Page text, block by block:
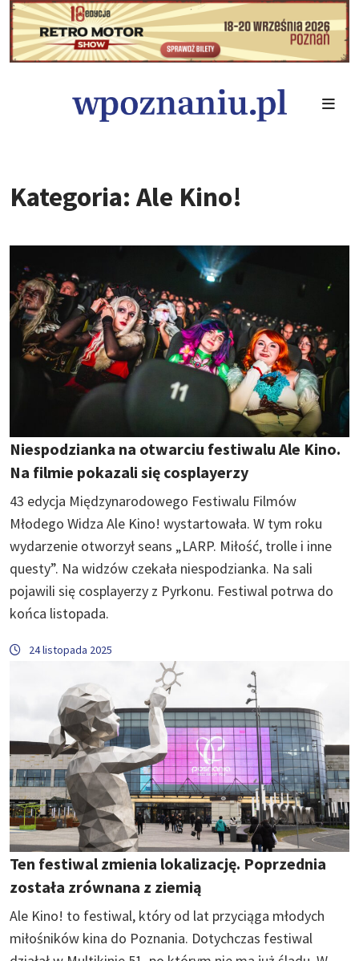
Kategoria: Ale Kino!
Niespodzianka na otwarciu festiwalu Ale Kino.
Na filmie pokazali się cosplayerzy
43 edycja Międzynarodowego Festiwalu Filmów
Młodego Widza Ale Kino! wystartowała. W tym roku
wydarzenie otworzył seans „LARP. Miłość, trolle i inne
questy”. Na widzów czekała niespodzianka. Na sali
pojawili się cosplayerzy z Pyrkonu. Festiwal potrwa do
końca listopada.
24 listopada 2025
Ten festiwal zmienia lokalizację. Poprzednia
została zrównana z ziemią
Ale Kino! to festiwal, który od lat przyciąga młodych
miłośników kina do Poznania. Dotychczas festiwal